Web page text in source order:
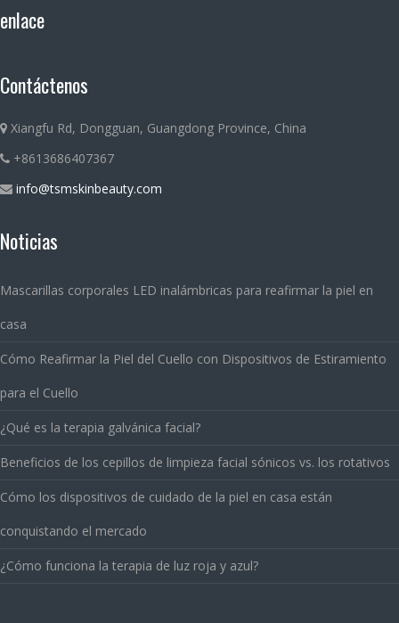
enlace
Contáctenos
Xiangfu Rd, Dongguan, Guangdong Province, China
+8613686407367
info@tsmskinbeauty.com
Noticias
Mascarillas corporales LED inalámbricas para reafirmar la piel en
casa
Cómo Reafirmar la Piel del Cuello con Dispositivos de Estiramiento
para el Cuello
¿Qué es la terapia galvánica facial?
Beneficios de los cepillos de limpieza facial sónicos vs. los rotativos
Cómo los dispositivos de cuidado de la piel en casa están
conquistando el mercado
¿Cómo funciona la terapia de luz roja y azul?